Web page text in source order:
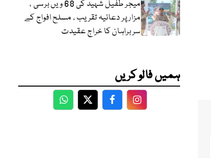
میجر طفیل شہید کی 68 ویں برسی ،
مزار پر دعائیہ تقریب ، مسلح افواج کے
سربراہان کا خراج عقیدت
ہمیں فالو کریں
WhatsApp
TwitterFacebookFacebook